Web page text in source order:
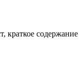
краткое содержание